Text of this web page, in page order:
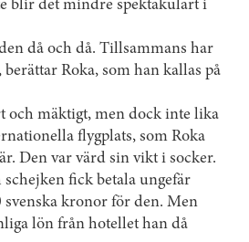
blir det mindre spektakulärt i
då och då. Tillsammans har
Roka, som han kallas på
och mäktigt, men dock inte lika
flygplats, som Roka
Den var värd sin vikt i socker.
schejken fick betala ungefär
svenska kronor för den. Men
lön från hotellet han då